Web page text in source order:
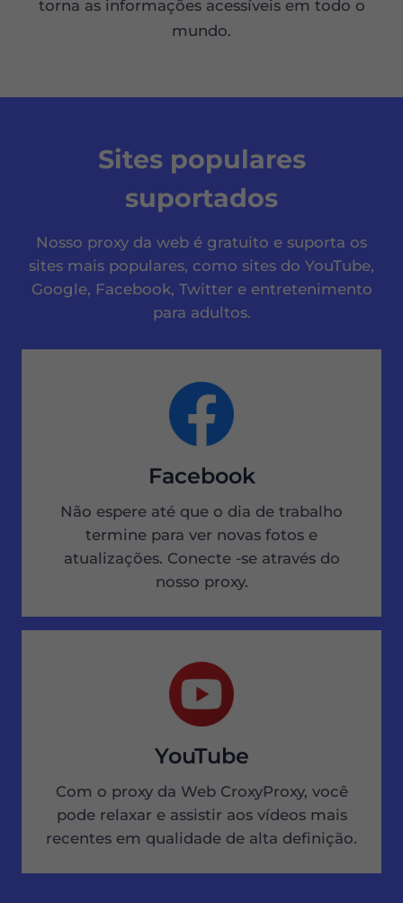
torna as informações acessíveis em todo o
mundo.
Sites populares
suportados
Nosso proxy da web é gratuito e suporta os
sites mais populares, como sites do YouTube,
Google, Facebook, Twitter e entretenimento
para adultos.
Facebook
Não espere até que o dia de trabalho
termine para ver novas fotos e
atualizações. Conecte -se através do
nosso proxy.
YouTube
Com o proxy da Web CroxyProxy, você
pode relaxar e assistir aos vídeos mais
recentes em qualidade de alta definição.